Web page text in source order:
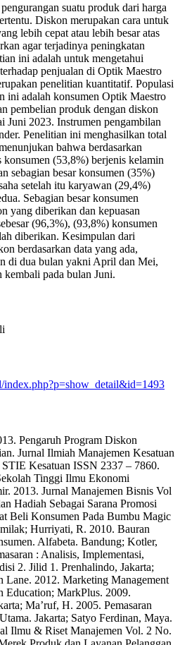
suatu produk dari harga
Diskon merupakan cara untuk
lebih cepat atau lebih besar atas
agar terjadinya peningkatan
ini adalah untuk mengetahui
penjualan di Optik Maestro
penelitian kuantitatif. Populasi
ini adalah konsumen Optik Maestro
pembelian produk dengan diskon
Juni 2023. Instrumen pengambilan
Penelitian ini menghasilkan total
bahwa berdasarkan
konsumen (53,8%) berjenis kelamin
sebagian besar konsumen (35%)
setelah itu karyawan (29,4%)
Sebagian besar konsumen
yang diberikan dan kepuasan
(96,3%), (93,8%) konsumen
diberikan. Kesimpulan dari
berdasarkan data yang ada,
di dua bulan yakni April dan Mei,
kembali pada bulan Juni.
index.php?p=show_detail&id=1493
Pengaruh Program Diskon
Jurnal Ilmiah Manajemen Kesatuan
Kesatuan ISSN 2337 – 7860.
Tinggi Ilmu Ekonomi
2013. Jurnal Manajemen Bisnis Vol
Hadiah Sebagai Sarana Promosi
Beli Konsumen Pada Bumbu Magic
Hurriyati, R. 2010. Bauran
Alfabeta. Bandung; Kotler,
: Analisis, Implementasi,
2. Jilid 1. Prenhalindo, Jakarta;
2012. Marketing Management
Education; MarkPlus. 2009.
Ma’ruf, H. 2005. Pemasaran
Jakarta; Satyo Ferdinan, Maya.
Ilmu & Riset Manajemen Vol. 2 No.